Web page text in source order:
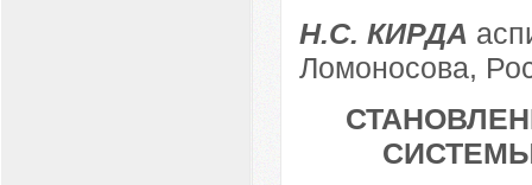
Н.С. КИРДА
Ломоносова,
СИСТЕМЫ